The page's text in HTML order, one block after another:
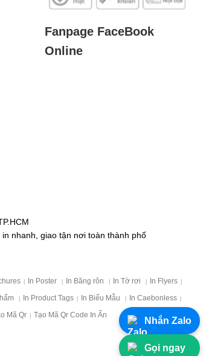
Fanpage FaceBook
Online
in nhanh, giao tận nơi toàn thành phố
In Poster In Băng rôn In Tờ rơi In Flyers
In Product Tags In Biểu Mẫu In Caebonless
Mã Qr Tạo Mã Qr Code In Ấn
Nhắn Zalo
Gọi ngay